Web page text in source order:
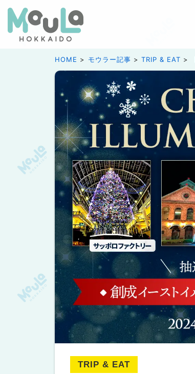
HOME モウラー記事 TRIP & EAT
TRIP & EAT